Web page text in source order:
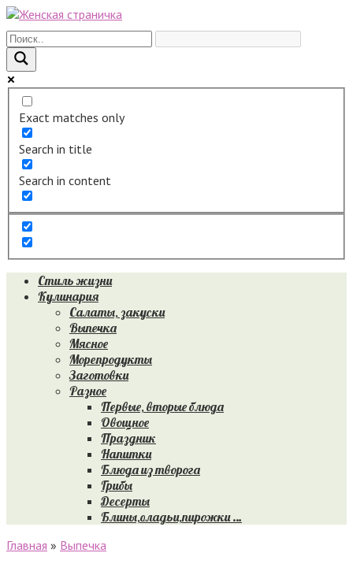
Перейти
к
контенту
Exact matches only
Search in title
Search in content
Стиль жизни
Кулинария
Салаты, закуски
Выпечка
Мясное
Морепродукты
Заготовки
Разное
Первые, вторые блюда
Овощное
Праздник
Напитки
Блюда из творога
Грибы
Десерты
Блины,оладьи,пирожки …
Главная » Выпечка